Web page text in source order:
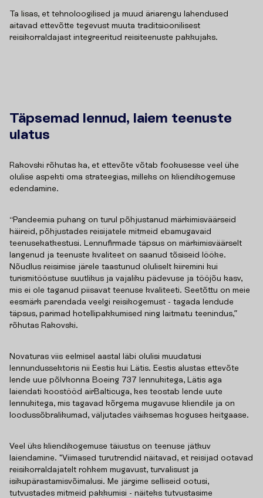
Ta lisas, et tehnoloogilised ja muud äriarengu lahendused
aitavad ettevõtte tegevust muuta traditsioonilisest
reisikorraldajast integreeritud reisiteenuste pakkujaks.
Täpsemad lennud, laiem teenuste
ulatus
Rakovski rõhutas ka, et ettevõte võtab fookusesse veel ühe
olulise aspekti oma strateegias, milleks on kliendikogemuse
edendamine.
“Pandeemia puhang on turul põhjustanud märkimisväärseid
häireid, põhjustades reisijatele mitmeid ebamugavaid
teenusekatkestusi. Lennufirmade täpsus on märkimisväärselt
langenud ja teenuste kvaliteet on saanud tõsiseid lööke.
Nõudlus reisimise järele taastunud oluliselt kiiremini kui
turismitööstuse suutlikus ja vajaliku pädevuse ja tööjõu kasv,
mis ei ole taganud piisavat teenuse kvaliteeti. Seetõttu on meie
eesmärk parendada veelgi reisikogemust - tagada lendude
täpsus, parimad hotellipakkumised ning laitmatu teenindus,”
rõhutas Rakovski.
Novaturas viis eelmisel aastal läbi olulisi muudatusi
lennundussektoris nii Eestis kui Lätis. Eestis alustas ettevõte
lende uue põlvkonna Boeing 737 lennukitega, Lätis aga
laiendati koostööd airBalticuga, kes teostab lende uute
lennukitega, mis tagavad kõrgema mugavuse kliendile ja on
loodussõbralikumad, väljutades väiksemas koguses heitgaase.
Veel üks kliendikogemuse täiustus on teenuse jätkuv
laiendamine. "Viimased turutrendid näitavad, et reisijad ootavad
reisikorraldajatelt rohkem mugavust, turvalisust ja
isikupärastamisvõimalusi. Me järgime selliseid ootusi,
tutvustades mitmeid pakkumisi - näiteks tutvustasime